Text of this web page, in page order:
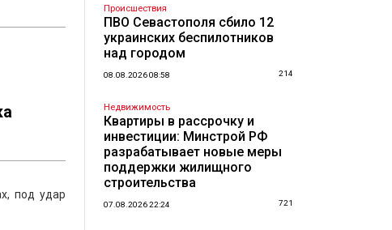
под удар
Происшествия
ПВО Севастополя сбило 12
украинских беспилотников
над городом
08.08.2026 08:58 214
Недвижимость
Квартиры в рассрочку и
инвестиции: Минстрой РФ
разрабатывает новые меры
поддержки жилищного
строительства
07.08.2026 22:24 721